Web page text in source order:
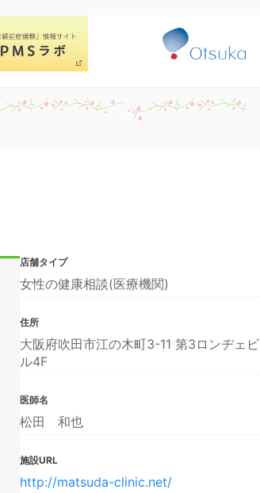
店舗タイプ
女性の健康相談(医療機関)
住所
大阪府吹田市江の木町3-11 第3ロンヂェビ
ル4F
医師名
松田 和也
施設URL
http://matsuda-clinic.net/